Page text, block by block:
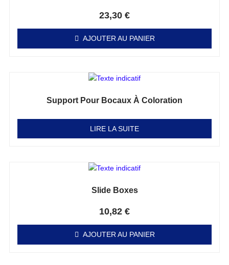
23,30 €
AJOUTER AU PANIER
Support Pour Bocaux À Coloration
LIRE LA SUITE
Slide Boxes
10,82 €
AJOUTER AU PANIER